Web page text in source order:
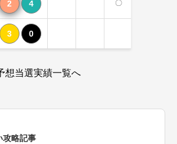
2 4 〇
3 0
想当選実績一覧へ
攻略記事